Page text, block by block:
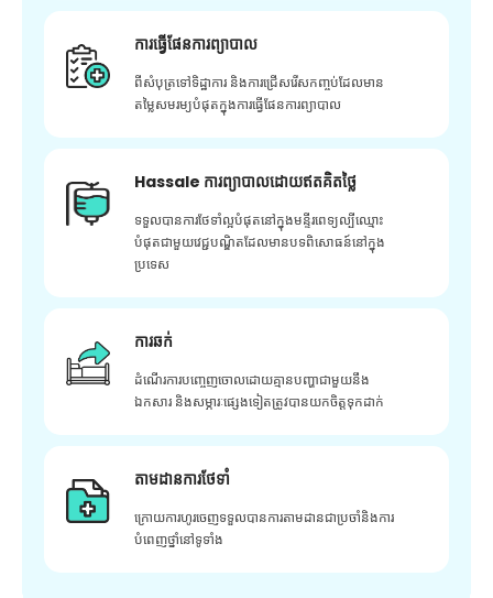
ការធ្វើផែនការព្យាបាល
ពីសំបុត្រទៅទិដ្ឋាការ និងការជ្រើសរើសកញ្ចប់ដែលមាន
តម្លៃសមរម្យបំផុតក្នុងការធ្វើផែនការព្យាបាល
Hassale ការព្យាបាលដោយឥតគិតថ្លៃ
ទទួលបានការថែទាំល្អបំផុតនៅក្នុងមន្ទីរពេទ្យល្បីឈ្មោះ
បំផុតជាមួយវេជ្ជបណ្ឌិតដែលមានបទពិសោធន៍នៅក្នុង
ប្រទេស
ការឆក់
ដំណើរការបញ្ចេញចោលដោយគ្មានបញ្ហាជាមួយនឹង
ឯកសារ និងសម្ភារៈផ្សេងទៀតត្រូវបានយកចិត្តទុកដាក់
តាមដានការថែទាំ
ក្រោយ​ការ​ហូរ​ចេញ​ទទួល​បាន​ការ​តាមដាន​ជា​ប្រចាំ​និង​ការ​
បំពេញ​ថ្នាំ​នៅ​ទូទាំង​